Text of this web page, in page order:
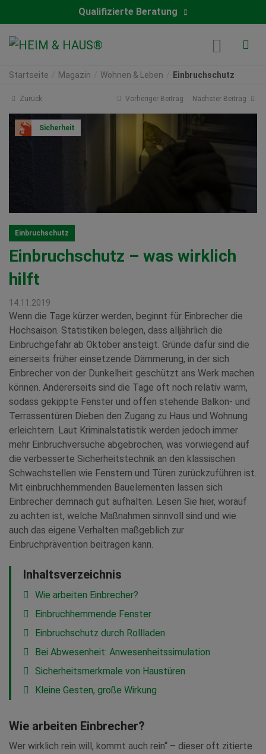
Qualifizierte Beratung
Startseite Magazin Wohnen & Leben Einbruchschutz
Zurück Vorheriger Beitrag Nächster Beitrag
Einbruchschutz
Einbruchschutz – was wirklich
hilft
Sicherheit
14.11.2019
Wenn die Tage kürzer werden, beginnt für Einbrecher die
Hochsaison. Statistiken belegen, dass alljährlich die
Einbruchgefahr ab Oktober ansteigt. Gründe dafür sind die
einerseits früher einsetzende Dämmerung, in der sich
Einbrecher von der Dunkelheit geschützt ans Werk machen
können. Andererseits sind die Tage oft noch relativ warm,
sodass gekippte Fenster und offen stehende Balkon- und
Terrassentüren Dieben den Zugang zu Haus und Wohnung
erleichtern. Laut Kriminalstatistik werden jedoch immer
mehr Einbruchversuche abgebrochen, was vorwiegend auf
die verbesserte Sicherheitstechnik an den klassischen
Schwachstellen wie Fenstern und Türen zurückzuführen ist.
Mit einbruchhemmenden Bauelementen lassen sich
Einbrecher demnach gut aufhalten. Lesen Sie hier, worauf
zu achten ist, welche Maßnahmen sinnvoll sind und wie
auch das eigene Verhalten maßgeblich zur
Einbruchprävention beitragen kann.
Inhaltsverzeichnis
Wie arbeiten Einbrecher?
Einbruchhemmende Fenster
Einbruchschutz durch Rollladen
Bei Abwesenheit: Anwesenheitssimulation
Sicherheitsmerkmale von Haustüren
Kleine Gesten, große Wirkung
Wie arbeiten Einbrecher?
Wer wirklich rein will, kommt auch rein“ – dieser oft zitierte